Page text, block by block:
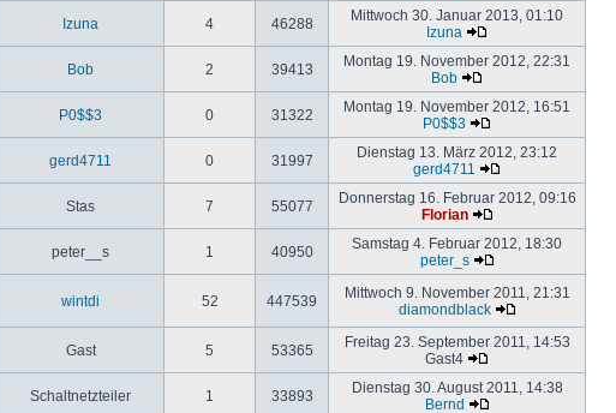
Izuna 4 46288
Mittwoch 30. Januar 2013, 01:10
Izuna
Bob 2 39413
Montag 19. November 2012, 22:31
Bob
P0$$3 0 31322
Montag 19. November 2012, 16:51
P0$$3
gerd4711 0 31997
Dienstag 13. März 2012, 23:12
gerd4711
Stas 7 55077
Donnerstag 16. Februar 2012, 09:16
Florian
peter__s 1 40950
Samstag 4. Februar 2012, 18:30
peter_s
wintdi 52 447539
Mittwoch 9. November 2011, 21:31
diamondblack
Gast 5 53365
Freitag 23. September 2011, 14:53
Gast4
Schaltnetzteiler 1 33893
Dienstag 30. August 2011, 14:38
Bernd